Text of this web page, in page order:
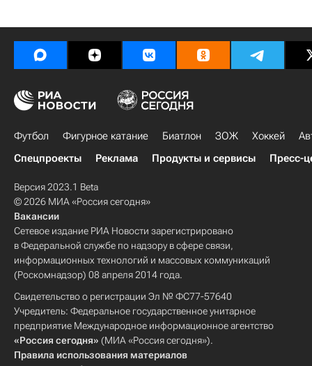
Футбол Фигурное катание Биатлон ЗОЖ Хоккей
Спецпроекты
Реклама Продукты и сервисы Пресс-
Версия 2023.1 Beta
© 2026 МИА «Россия сегодня»
Вакансии
Сетевое издание РИА Новости зарегистрировано
в Федеральной службе по надзору в сфере связи,
информационных технологий и массовых коммуникаций
(Роскомнадзор) 08 апреля 2014 года.
Свидетельство о регистрации Эл № ФС77-57640
Учредитель: Федеральное государственное унитарное
предприятие Международное информационное агентство
«Россия сегодня» (МИА «Россия сегодня»).
Правила использования материалов